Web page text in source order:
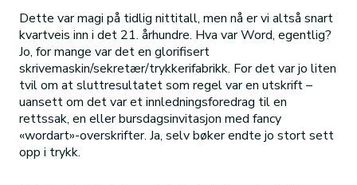
Dette var magi på tidlig nittitall, men nå er vi altså snart
kvartveis inn i det 21. århundre. Hva var Word, egentlig?
Jo, for mange var det en glorifisert
skrivemaskin/sekretær/trykkerifabrikk. For det var jo liten
tvil om at sluttresultatet som regel var en utskrift –
uansett om det var et innledningsforedrag til en
rettssak, en eller bursdagsinvitasjon med fancy
«wordart»-overskrifter. Ja, selv bøker endte jo stort sett
opp i trykk.